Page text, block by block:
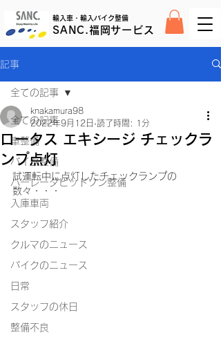
SANC.福岡サービス
輸入車・輸入バイク整備
記事
全ての記事
車整備
バイク整備
ハーレーダビッドソン整備
入庫車両
スタッフ紹介
クルマのニュース
バイクのニュース
日常
スタッフの休日
整備不良
全ての記事
ロータス エキシージ チェックラ
ンプ点灯
knakamura98
2022年9月12日 読了時間: 1分
試運転中に点灯したチェックランプの
数々・・・